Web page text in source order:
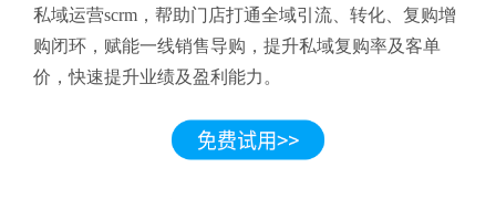
私域运营scrm，帮助门店打通全域引流、转化、复购增
购闭环，赋能一线销售导购，提升私域复购率及客单
价，快速提升业绩及盈利能力。